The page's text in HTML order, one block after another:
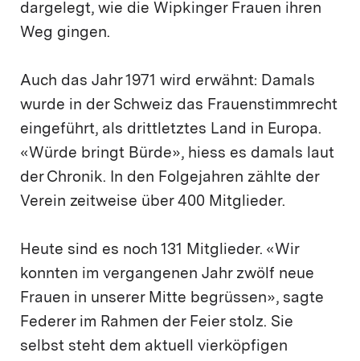
dargelegt, wie die Wipkinger Frauen ihren
Weg gingen.
Auch das Jahr 1971 wird erwähnt: Damals
wurde in der Schweiz das Frauenstimmrecht
eingeführt, als drittletztes Land in Europa.
«Würde bringt Bürde», hiess es damals laut
der Chronik. In den Folgejahren zählte der
Verein zeitweise über 400 Mitglieder.
Heute sind es noch 131 Mitglieder. «Wir
konnten im vergangenen Jahr zwölf neue
Frauen in unserer Mitte begrüssen», sagte
Federer im Rahmen der Feier stolz. Sie
selbst steht dem aktuell vierköpfigen